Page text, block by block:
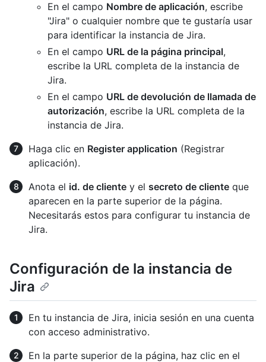
En el campo Nombre de aplicación, escribe
"Jira" o cualquier nombre que te gustaría usar
para identificar la instancia de Jira.
En el campo URL de la página principal,
escribe la URL completa de la instancia de
Jira.
En el campo URL de devolución de llamada de
autorización, escribe la URL completa de la
instancia de Jira.
Haga clic en Register application (Registrar
aplicación).
Anota el id. de cliente y el secreto de cliente que
aparecen en la parte superior de la página.
Necesitarás estos para configurar tu instancia de
Jira.
Configuración de la instancia de
Jira
En tu instancia de Jira, inicia sesión en una cuenta
con acceso administrativo.
En la parte superior de la página, haz clic en el